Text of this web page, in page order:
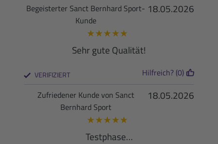
18.05.2026
Begeisterter Sanct Bernhard Sport-
Kunde
★★★★★
Sehr gute Qualität!
VERIFIZIERT Hilfreich? (0)
18.05.2026
Zufriedener Kunde von Sanct
Bernhard Sport
★★★★★
Testphase…